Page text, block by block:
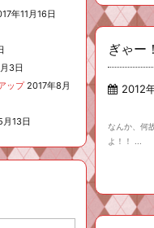
ぎゃー！
2012
なんか、何
よ！！ ...
年11月16日
3日
ップ 2017年8月
13日